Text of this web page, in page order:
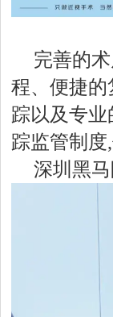
完善的
程、便捷
踪以及专
踪监管制度
深圳黑